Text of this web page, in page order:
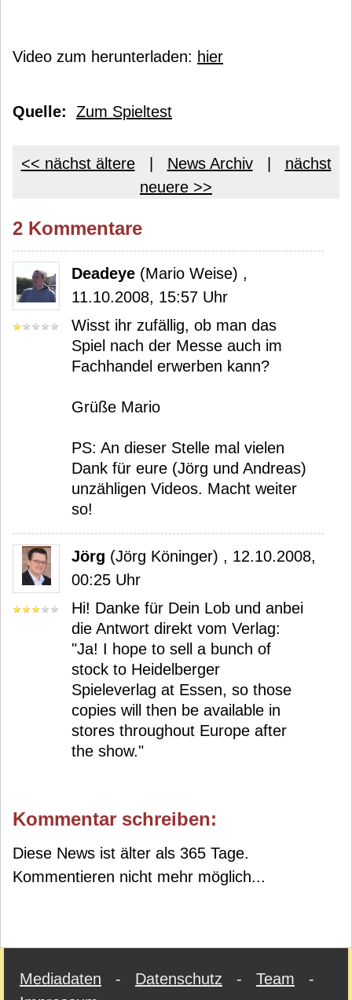
Video zum herunterladen: hier
Quelle: Zum Spieltest
<< nächst ältere| News Archiv| nächst
neuere >>
2 Kommentare
Deadeye (Mario Weise) ,
11.10.2008, 15:57 Uhr
Wisst ihr zufällig, ob man das
Spiel nach der Messe auch im
Fachhandel erwerben kann?
Grüße Mario
PS: An dieser Stelle mal vielen
Dank für eure (Jörg und Andreas)
unzähligen Videos. Macht weiter
so!
Jörg (Jörg Köninger) , 12.10.2008,
00:25 Uhr
Hi! Danke für Dein Lob und anbei
die Antwort direkt vom Verlag:
"Ja! I hope to sell a bunch of
stock to Heidelberger
Spieleverlag at Essen, so those
copies will then be available in
stores throughout Europe after
the show."
Kommentar schreiben:
Diese News ist älter als 365 Tage.
Kommentieren nicht mehr möglich...
Mediadaten - Datenschutz - Team -